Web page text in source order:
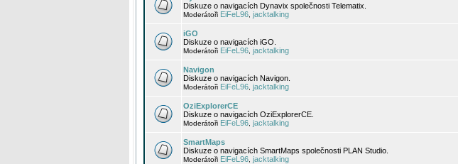
Diskuze o navigacích Dynavix společnosti Telematix.
Moderátoři EiFeL96 jacktalking
iGO
Diskuze o navigacích iGO.
Moderátoři EiFeL96 jacktalking
Navigon
Diskuze o navigacích Navigon.
Moderátoři EiFeL96 jacktalking
OziExplorerCE
Diskuze o navigacích OziExplorerCE.
Moderátoři EiFeL96 jacktalking
SmartMaps
Diskuze o navigacích SmartMaps společnosti PLAN Studio.
Moderátoři EiFeL96 jacktalking